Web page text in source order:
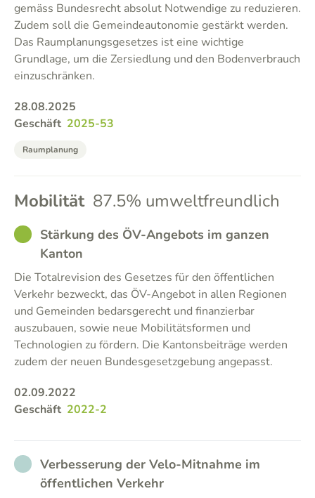
gemäss Bundesrecht absolut Notwendige zu reduzieren.
Zudem soll die Gemeindeautonomie gestärkt werden.
Das Raumplanungsgesetzes ist eine wichtige
Grundlage, um die Zersiedlung und den Bodenverbrauch
einzuschränken.
28.08.2025
Geschäft 2025-53
Raumplanung
Mobilität 87.5% umweltfreundlich
GOODStärkung des ÖV-Angebots im ganzen
Kanton
Die Totalrevision des Gesetzes für den öffentlichen
Verkehr bezweckt, das ÖV-Angebot in allen Regionen
und Gemeinden bedarsgerecht und finanzierbar
auszubauen, sowie neue Mobilitätsformen und
Technologien zu fördern. Die Kantonsbeiträge werden
zudem der neuen Bundesgesetzgebung angepasst.
02.09.2022
Geschäft 2022-2
NOT_PARTICIPATED
Verbesserung der Velo-Mitnahme im
öffentlichen Verkehr